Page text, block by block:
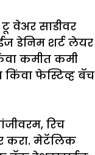
टू वेअर साडीवर
डेनिम शर्ट लेयर
कमीत कमी
किंवा फेस्टिव्ह बॅच
रिच
करा. मेटॅलिक